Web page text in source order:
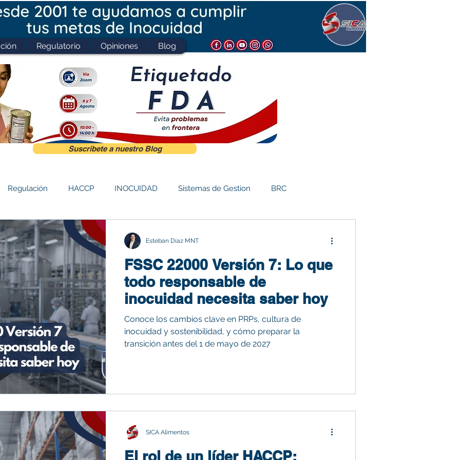
Regulatorio Opiniones Blog
Suscribete a nuestro Blog
Regulación HACCP INOCUIDAD Sistemas de Gestion BRC
IFS SQF Prerrequisitos
FSSC 22000 Versión 7: Lo que
todo responsable de
inocuidad necesita saber hoy
Conoce los cambios clave en PRPs, cultura de
inocuidad y sostenibilidad, y cómo preparar la
transición antes del 1 de mayo de 2027
Esteban Díaz MNT
El rol de un líder HACCP:
SICA Alimentos